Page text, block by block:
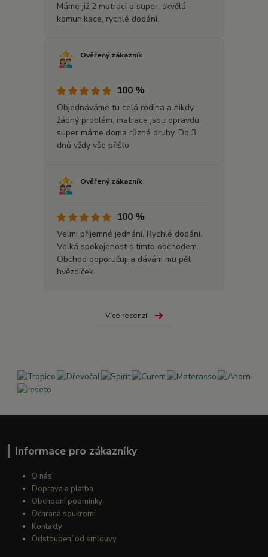
Máme již 2 matraci a super, skvělá
komunikace, rychlé dodání.
Ověřený zákazník
100 %
Objednáváme tu celá rodina a nikdy
žádný problém, matrace jsou opravdu
super máme doma různé druhy. Do 3
dnů vždy vše přišlo
Ověřený zákazník
100 %
Velmi příjemné jednání. Rychlé dodání.
Velká spokojenost s tímto obchodem.
Obchod doporučuji a dávám mu pět
hvězdiček.
Více recenzí
Informace pro zákazníky
O nás
Doprava a platba
Obchodní podmínky
Ochrana soukromí
Kontakty
Odstoupení od smlouvy